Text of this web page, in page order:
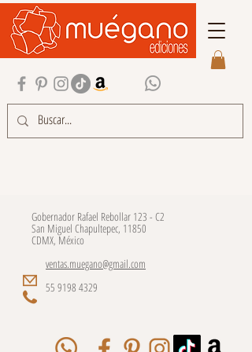
Gobernador Rafael Rebollar 123 - C2
San Miguel Chapultepec, 11850
CDMX, México
ventas.muegano@gmail.com
55 9198 4329